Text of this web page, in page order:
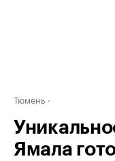
Тюмень
Ямала